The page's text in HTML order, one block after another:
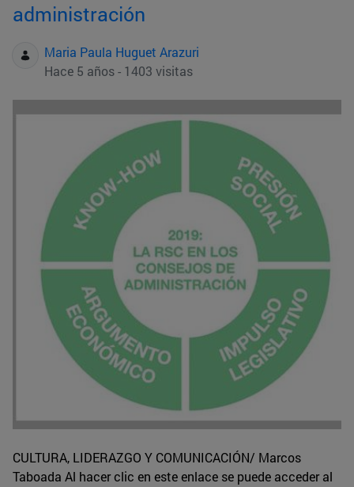
administración
Maria Paula Huguet Arazuri
Hace 5 años - 1403 visitas
CULTURA, LIDERAZGO Y COMUNICACIÓN/ Marcos
Taboada Al hacer clic en este enlace se puede acceder al